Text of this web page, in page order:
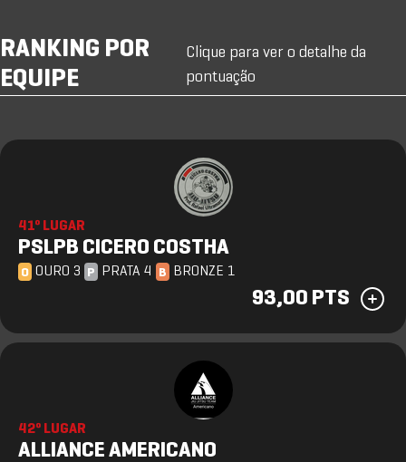
RANKING POR
EQUIPE
Clique para ver o detalhe da
pontuação
41º LUGAR
PSLPB CICERO COSTHA
O OURO 3 P PRATA 4 B BRONZE 1
93,00 PTS
42º LUGAR
ALLIANCE AMERICANO